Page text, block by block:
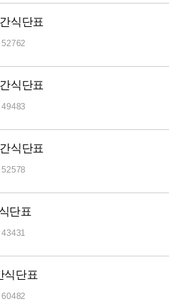
식단표
52762
식단표
49483
식단표
52578
단표
43431
식단표
60482